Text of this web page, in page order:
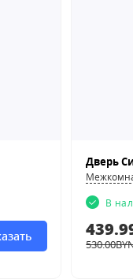
Дверь
В
530.00